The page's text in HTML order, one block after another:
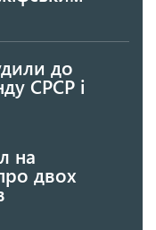
до
СРСР і
на
двох